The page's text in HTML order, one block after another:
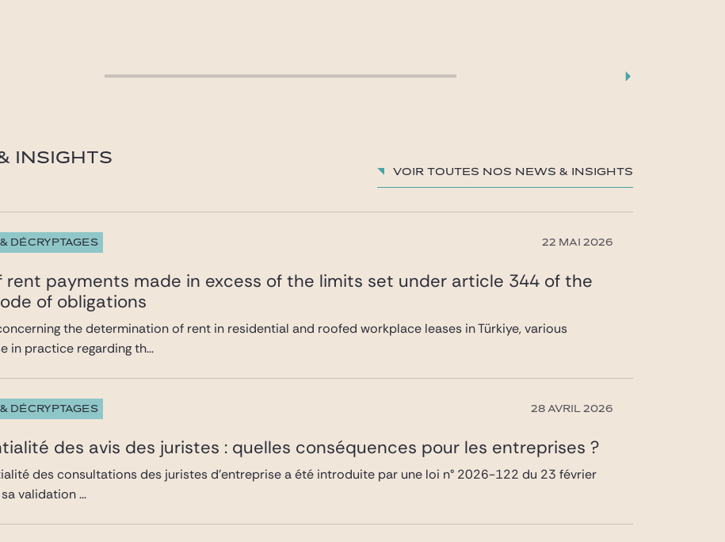
INSIGHTS
Voir toutes nos News & insights
DÉCRYPTAGES 22 MAI 2026
rent payments made in excess of the limits set under article 344 of the
of obligations
the determination of rent in residential and roofed workplace leases in Türkiye, various
in practice regarding th...
DÉCRYPTAGES 28 AVRIL 2026
des avis des juristes : quelles conséquences pour les entreprises ?
des consultations des juristes d’entreprise a été introduite par une loi n° 2026-122 du 23 février
validation ...